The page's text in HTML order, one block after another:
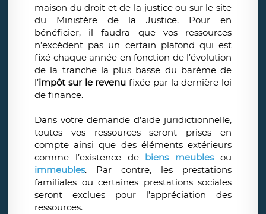
maison du droit et de la justice ou sur le site
du Ministère de la Justice. Pour en
bénéficier, il faudra que vos ressources
n’excèdent pas un certain plafond qui est
fixé chaque année en fonction de l’évolution
de la tranche la plus basse du barème de
l’impôt sur le revenu fixée par la dernière loi
de finance.
Dans votre demande d’aide juridictionnelle,
toutes vos ressources seront prises en
compte ainsi que des éléments extérieurs
comme l’existence de biens meublesou
immeubles. Par contre, les prestations
familiales ou certaines prestations sociales
seront exclues pour l’appréciation des
ressources.